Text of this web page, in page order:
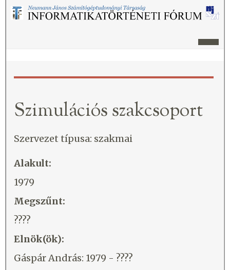
Szimulációs szakcsoport
Szervezet típusa: szakmai
Alakult:
1979
Megszűnt:
????
Elnök(ök):
Gáspár András: 1979 - ????